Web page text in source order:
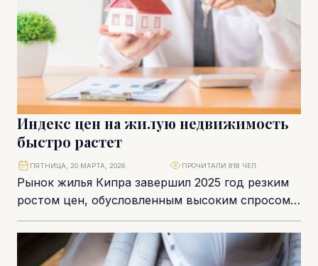
Индекс цен на жилую недвижимость
быстро растет
Рынок жилья Кипра завершил 2025 год резким
ростом цен, обусловленным высоким спросом
как со стороны местных, так и иностранных
покупателей....
ПЯТНИЦА, 20 МАРТА, 2026 ПРОЧИТАЛИ 818 ЧЕЛ.